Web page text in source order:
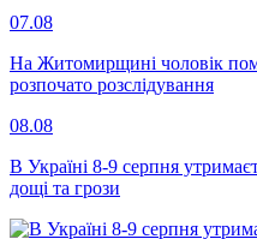
07.08
На Житомирщині чоловік
розпочато розслідування
08.08
В Україні 8-9 серпня
дощі та грози